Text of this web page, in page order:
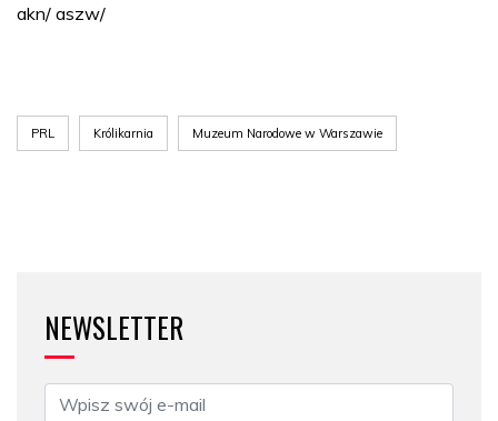
akn/ aszw/
PRL Królikarnia Muzeum Narodowe w Warszawie
NEWSLETTER